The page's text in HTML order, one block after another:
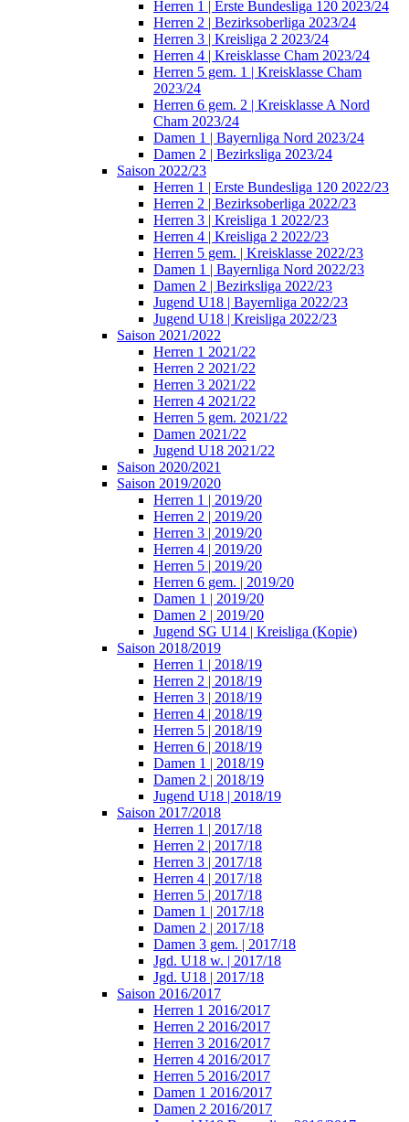
Herren 1 | Erste Bundesliga 120 2023/24
Herren 2 | Bezirksoberliga 2023/24
Herren 3 | Kreisliga 2 2023/24
Herren 4 | Kreisklasse Cham 2023/24
Herren 5 gem. 1 | Kreisklasse Cham
2023/24
Herren 6 gem. 2 | Kreisklasse A Nord
Cham 2023/24
Damen 1 | Bayernliga Nord 2023/24
Damen 2 | Bezirksliga 2023/24
Saison 2022/23
Herren 1 | Erste Bundesliga 120 2022/23
Herren 2 | Bezirksoberliga 2022/23
Herren 3 | Kreisliga 1 2022/23
Herren 4 | Kreisliga 2 2022/23
Herren 5 gem. | Kreisklasse 2022/23
Damen 1 | Bayernliga Nord 2022/23
Damen 2 | Bezirksliga 2022/23
Jugend U18 | Bayernliga 2022/23
Jugend U18 | Kreisliga 2022/23
Saison 2021/2022
Herren 1 2021/22
Herren 2 2021/22
Herren 3 2021/22
Herren 4 2021/22
Herren 5 gem. 2021/22
Damen 2021/22
Jugend U18 2021/22
Saison 2020/2021
Saison 2019/2020
Herren 1 | 2019/20
Herren 2 | 2019/20
Herren 3 | 2019/20
Herren 4 | 2019/20
Herren 5 | 2019/20
Herren 6 gem. | 2019/20
Damen 1 | 2019/20
Damen 2 | 2019/20
Jugend SG U14 | Kreisliga (Kopie)
Saison 2018/2019
Herren 1 | 2018/19
Herren 2 | 2018/19
Herren 3 | 2018/19
Herren 4 | 2018/19
Herren 5 | 2018/19
Herren 6 | 2018/19
Damen 1 | 2018/19
Damen 2 | 2018/19
Jugend U18 | 2018/19
Saison 2017/2018
Herren 1 | 2017/18
Herren 2 | 2017/18
Herren 3 | 2017/18
Herren 4 | 2017/18
Herren 5 | 2017/18
Damen 1 | 2017/18
Damen 2 | 2017/18
Damen 3 gem. | 2017/18
Jgd. U18 w. | 2017/18
Jgd. U18 | 2017/18
Saison 2016/2017
Herren 1 2016/2017
Herren 2 2016/2017
Herren 3 2016/2017
Herren 4 2016/2017
Herren 5 2016/2017
Damen 1 2016/2017
Damen 2 2016/2017